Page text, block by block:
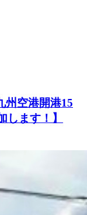
州空港開港15
ます！】